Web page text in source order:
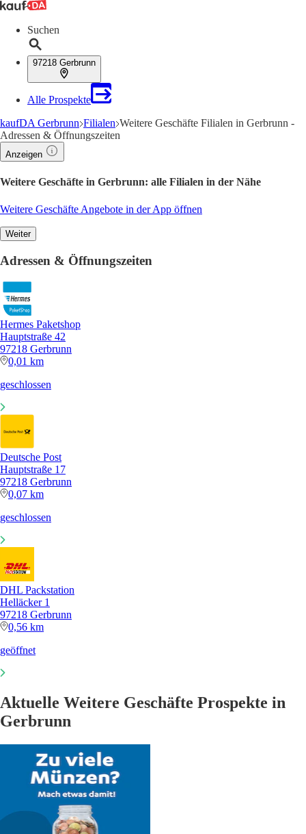
Suchen
97218 Gerbrunn
Alle Prospekte
kaufDA Gerbrunn Filialen Weitere Geschäfte Filialen in Gerbrunn -
Adressen & Öffnungszeiten
Anzeigen
Weitere Geschäfte in Gerbrunn: alle Filialen in der Nähe
Weitere Geschäfte Angebote in der App öffnen
Weiter
Adressen & Öffnungszeiten
Hermes Paketshop
Hauptstraße 42
97218 Gerbrunn
0,01 km
geschlossen
Deutsche Post
Hauptstraße 17
97218 Gerbrunn
0,07 km
geschlossen
DHL Packstation
Helläcker 1
97218 Gerbrunn
0,56 km
geöffnet
Aktuelle Weitere Geschäfte Prospekte in
Gerbrunn